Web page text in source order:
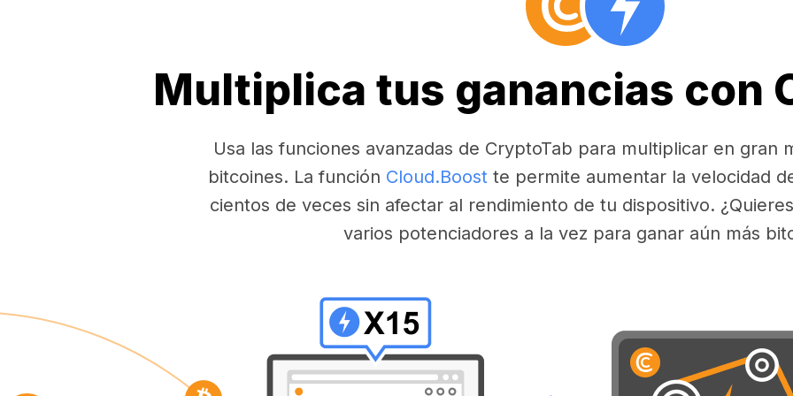
Multiplica tus ganancias con
Usa las funciones avanzadas de CryptoTab para multiplicar en gran
bitcoines. La función Cloud.Boost te permite aumentar la velocidad
cientos de veces sin afectar al rendimiento de tu dispositivo.
varios potenciadores a la vez para ganar aún más